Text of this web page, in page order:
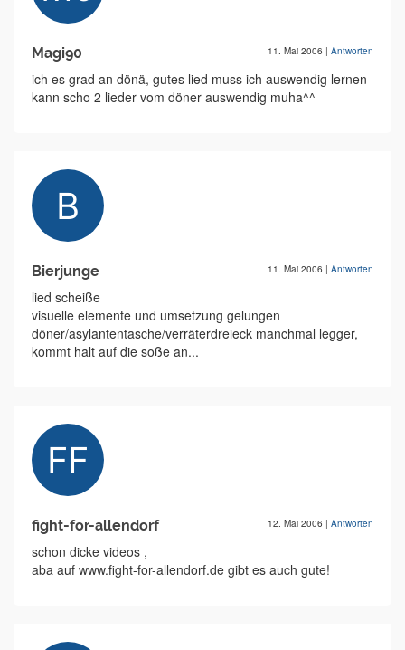
Magi90 11. Mai 2006 | Antworten
ich es grad an dönä, gutes lied muss ich auswendig lernen
kann scho 2 lieder vom döner auswendig muha^^
Bierjunge 11. Mai 2006 | Antworten
lied scheiße
visuelle elemente und umsetzung gelungen
döner/asylantentasche/verräterdreieck manchmal legger,
kommt halt auf die soße an...
fight-for-allendorf 12. Mai 2006 | Antworten
schon dicke videos ,
aba auf www.fight-for-allendorf.de gibt es auch gute!